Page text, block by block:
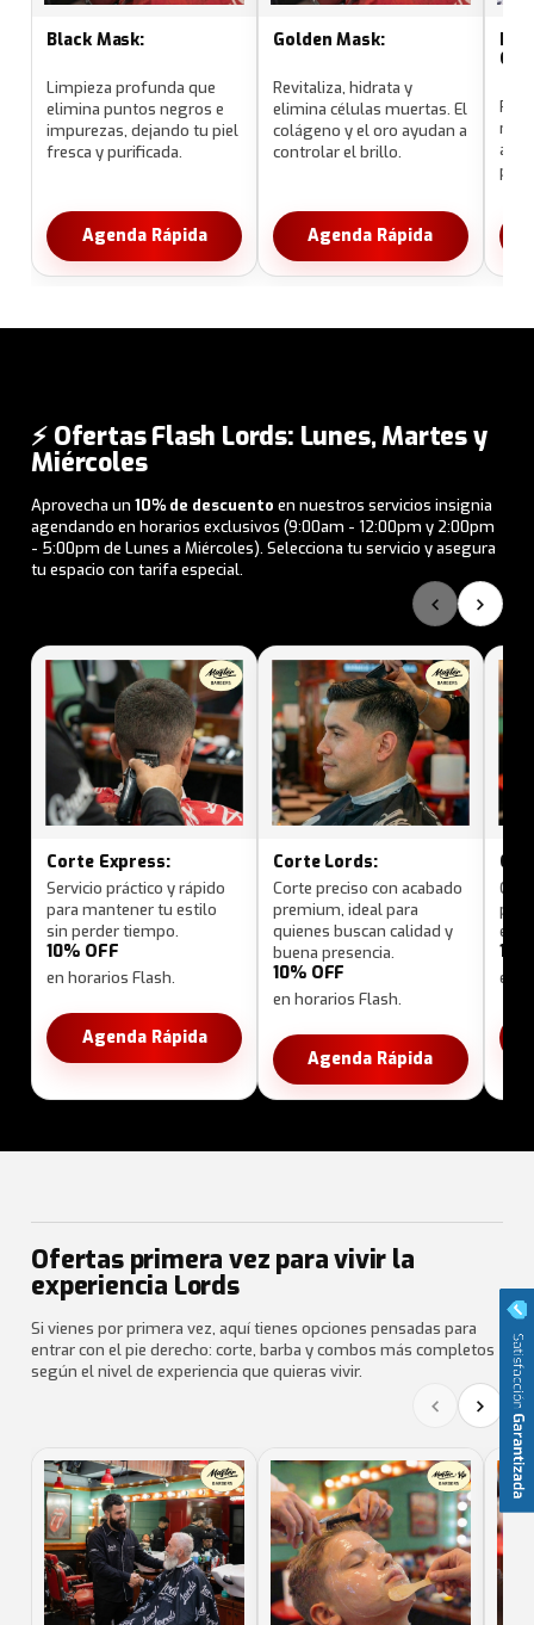
Black Mask:
Limpieza profunda que
elimina puntos negros e
impurezas, dejando tu piel
fresca y purificada.
Agenda Rápida
Golden Mask:
Revitaliza, hidrata y
elimina células muertas. El
colágeno y el oro ayudan a
controlar el brillo.
Agenda Rápida
⚡ Ofertas Flash Lords: Lunes, Martes y
Miércoles
Aprovecha un10% de descuento en nuestros servicios insignia
agendando en horarios exclusivos (9:00am - 12:00pm y 2:00pm
- 5:00pm de Lunes a Miércoles). Selecciona tu servicio y asegura
tu espacio con tarifa especial.
‹ ›
Corte Express:
Servicio práctico y rápido
para mantener tu estilo
sin perder tiempo.
10% OFF
en horarios Flash.
Agenda Rápida
Corte Lords:
Corte preciso con acabado
premium, ideal para
quienes buscan calidad y
buena presencia.
10% OFF
en horarios Flash.
Agenda Rápida
en
Ofertas primera vez para vivir la
experiencia Lords
Si vienes por primera vez, aquí tienes opciones pensadas para
entrar con el pie derecho: corte, barba y combos más completos
según el nivel de experiencia que quieras vivir.
‹ ›